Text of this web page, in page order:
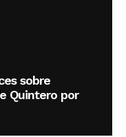
sobre
Quintero por